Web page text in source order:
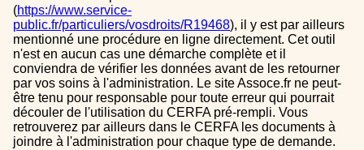
(https://www.service-
public.fr/particuliers/vosdroits/R19468), il y est par ailleurs
mentionné une procédure en ligne directement. Cet outil
n'est en aucun cas une démarche complète et il
conviendra de vérifier les données avant de les retourner
par vos soins à l'administration. Le site Assoce.fr ne peut-
être tenu pour responsable pour toute erreur qui pourrait
découler de l'utilisation du CERFA pré-rempli. Vous
retrouverez par ailleurs dans le CERFA les documents à
joindre à l'administration pour chaque type de demande.